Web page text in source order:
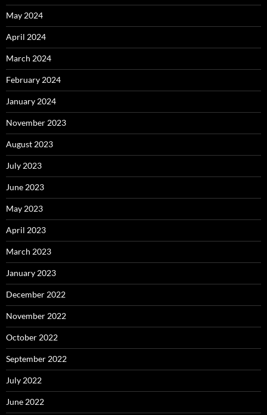
May 2024
April 2024
March 2024
February 2024
January 2024
November 2023
August 2023
July 2023
June 2023
May 2023
April 2023
March 2023
January 2023
December 2022
November 2022
October 2022
September 2022
July 2022
June 2022